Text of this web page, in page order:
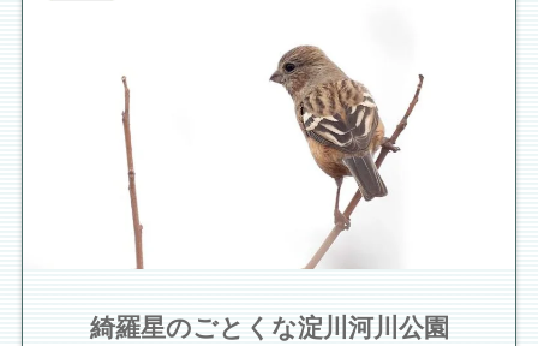
綺羅星のごとくな淀川河川公園